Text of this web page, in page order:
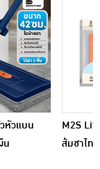
หัวแบน
น
M2S
ส้มชาไท